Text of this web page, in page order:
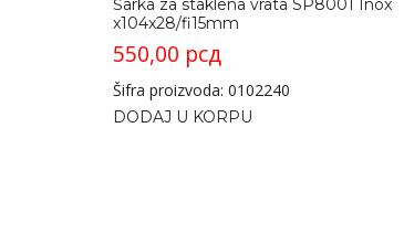
x104x28/fi15mm
550,00 рсд
Šifra proizvoda: 0102240
DODAJ U KORPU